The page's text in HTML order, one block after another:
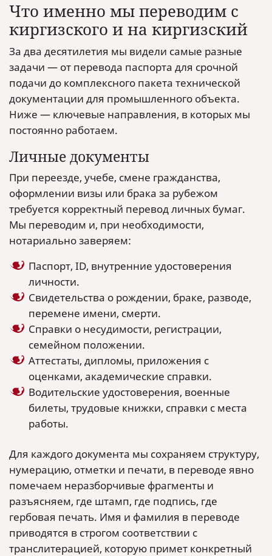
Что именно мы переводим с
киргизского и на киргизский
За два десятилетия мы видели самые разные
задачи — от перевода паспорта для срочной
подачи до комплексного пакета технической
документации для промышленного объекта.
Ниже — ключевые направления, в которых мы
постоянно работаем.
Личные документы
При переезде, учебе, смене гражданства,
оформлении визы или брака за рубежом
требуется корректный перевод личных бумаг.
Мы переводим и, при необходимости,
нотариально заверяем:
Паспорт, ID, внутренние удостоверения
личности.
Свидетельства о рождении, браке, разводе,
перемене имени, смерти.
Справки о несудимости, регистрации,
семейном положении.
Аттестаты, дипломы, приложения с
оценками, академические справки.
Водительские удостоверения, военные
билеты, трудовые книжки, справки с места
работы.
Для каждого документа мы сохраняем структуру,
нумерацию, отметки и печати, в переводе явно
помечаем неразборчивые фрагменты и
разъясняем, где штамп, где подпись, где
гербовая печать. Имя и фамилия в переводе
приводятся в строгом соответствии с
транслитерацией, которую примет конкретный